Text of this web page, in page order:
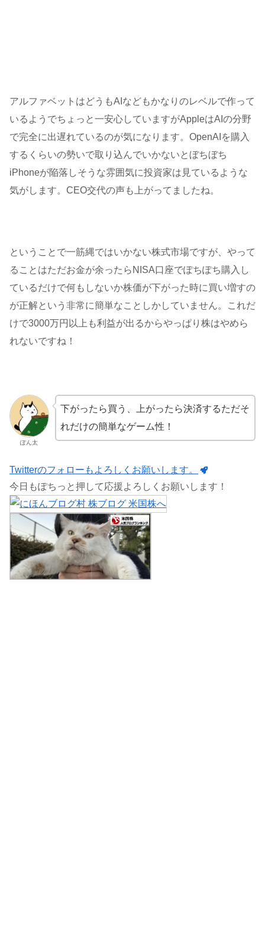
アルファベットはどうもAIなどもかなりのレベルで作って
いるようでちょっと一安心していますがAppleはAIの分野
で完全に出遅れているのが気になります。OpenAIを購入
するくらいの勢いで取り込んでいかないとぼちぼち
iPhoneが陥落しそうな雰囲気に投資家は見ているような
気がします。CEO交代の声も上がってましたね。
ということで一筋縄ではいかない株式市場ですが、やって
ることはただお金が余ったらNISA口座でぽちぽち購入し
ているだけで何もしないか株価が下がった時に買い増すの
が正解という非常に簡単なことしかしていません。これだ
けで3000万円以上も利益が出るからやっぱり株はやめら
れないですね！
ぽん太
下がったら買う、上がったら決済するただそ
れだけの簡単なゲーム性！
Twitterのフォローもよろしくお願いします。
今日もぽちっと押して応援よろしくお願いします！